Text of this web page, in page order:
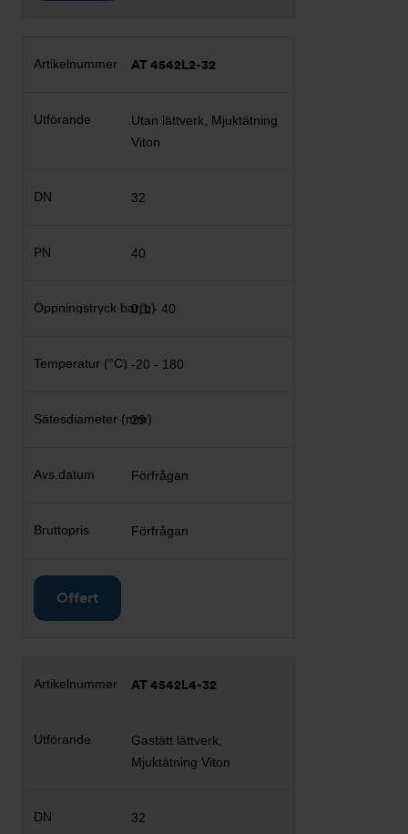
AT 4542L2-32
Utan lättverk, Mjuktätning
Viton
32
40
0,1 - 40
-20 - 180
29
Förfrågan
Förfrågan
Offert
AT 4542L4-32
Gastätt lättverk,
Mjuktätning Viton
32